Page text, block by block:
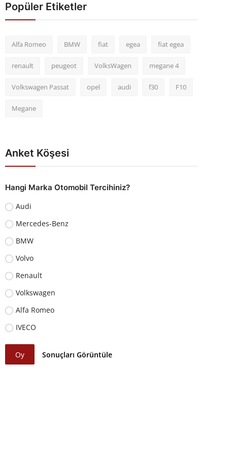
Popüler Etiketler
Alfa Romeo BMW fiat egea fiat egea
renault peugeot VolksWagen megane 4
Volkswagen Passat opel audi f30 F10
Megane
Anket Köşesi
Hangi Marka Otomobil Tercihiniz?
Audi
Mercedes-Benz
BMW
Volvo
Renault
Volkswagen
Alfa Romeo
IVECO
Oy Sonuçları Görüntüle